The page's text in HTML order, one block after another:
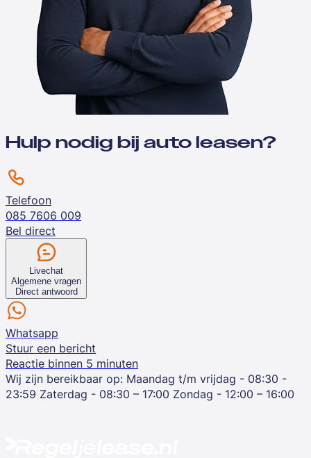
Hulp nodig bij auto leasen?
Telefoon
085 7606 009
Bel direct
Livechat
Algemene vragen
Direct antwoord
Whatsapp
Stuur een bericht
Reactie binnen 5 minuten
Wij zijn bereikbaar op: Maandag t/m vrijdag - 08:30 -
23:59 Zaterdag - 08:30 – 17:00 Zondag - 12:00 – 16:00